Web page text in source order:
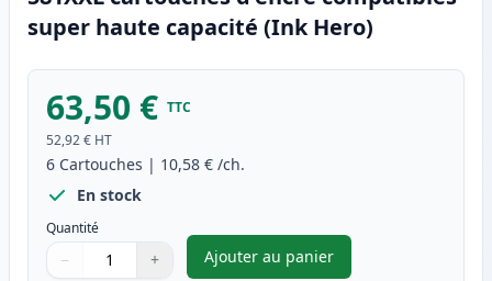
super haute capacité (Ink Hero)
63,50 € TTC
52,92 € HT
6 Cartouches | 10,58 € /ch.
En stock
Quantité
Quantité
Utilisez les boutons pour ajuster
− +
Quantité
Ajouter au panier
,Pack de 6 Canon PGI-